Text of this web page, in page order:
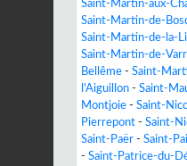
Saint-Martin-aux-
Saint-Martin-de-
Saint-Martin-de-la-
Saint-Martin-de-
Bellême - Saint-
l'Aiguillon - Saint-
Montjoie - Saint-
Pierrepont - Saint-
Saint-Paër - Saint-
- Saint-Patrice-du-